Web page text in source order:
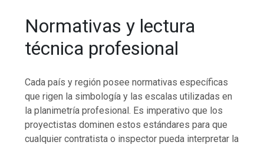
Normativas y lectura
técnica profesional
Cada país y región posee normativas específicas
que rigen la simbología y las escalas utilizadas en
la planimetría profesional. Es imperativo que los
proyectistas dominen estos estándares para que
cualquier contratista o inspector pueda interpretar la